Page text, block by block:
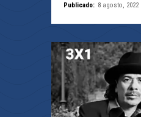
Publicado: 8 agosto, 2022